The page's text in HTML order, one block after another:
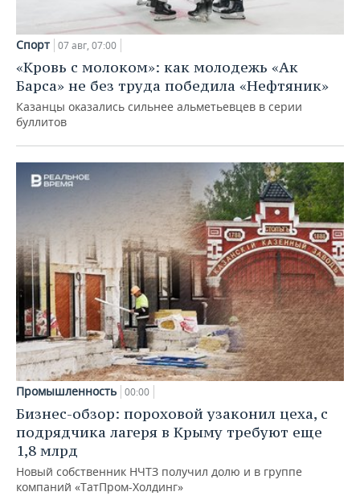
Спорт 07 авг, 07:00
«Кровь с молоком»: как молодежь «Ак
Барса» не без труда победила «Нефтяник»
Казанцы оказались сильнее альметьевцев в серии
буллитов
Промышленность 00:00
Бизнес-обзор: пороховой узаконил цеха, с
подрядчика лагеря в Крыму требуют еще
1,8 млрд
Новый собственник НЧТЗ получил долю и в группе
компаний «ТатПром-Холдинг»